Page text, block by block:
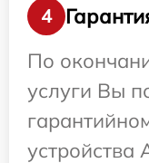
4
По
услуги Вы
устройства